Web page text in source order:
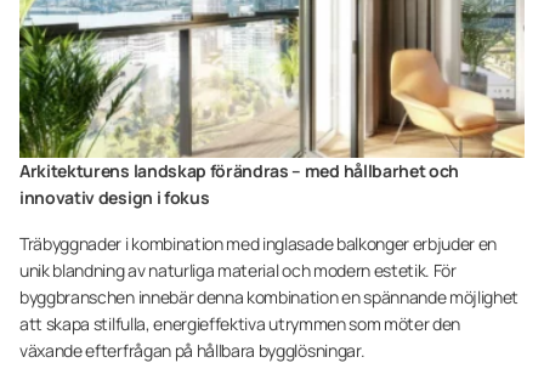
Arkitekturens landskap förändras – med hållbarhet och
innovativ design i fokus
Träbyggnader i kombination med inglasade balkonger erbjuder en
unik blandning av naturliga material och modern estetik. För
byggbranschen innebär denna kombination en spännande möjlighet
att skapa stilfulla, energieffektiva utrymmen som möter den
växande efterfrågan på hållbara bygglösningar.